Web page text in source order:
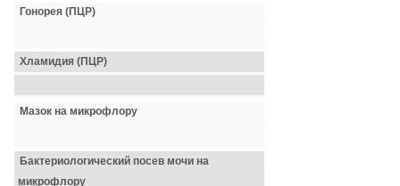
Гонорея (ПЦР)
Хламидия (ПЦР)
Мазок на микрофлору
Бактериологический посев мочи на
микрофлору